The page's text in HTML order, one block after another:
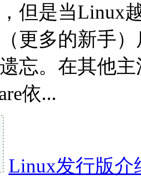
但是当Linux
更多的新手
忘。在其他
依...
Linux发行版介